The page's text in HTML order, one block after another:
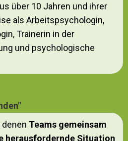
über 10 Jahren und ihrer
als Arbeitspsychologin,
Trainerin in der
und psychologische
denen Teams gemeinsam
herausfordernde Situation